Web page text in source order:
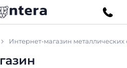
Интернет-магазин